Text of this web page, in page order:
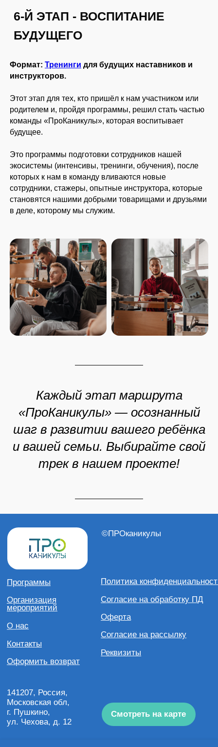
Формат: Тренинги для будущих наставников и
инструкторов.
Этот этап для тех, кто пришёл к нам участником или
родителем и, пройдя программы, решил стать частью
команды «ПроКаникулы», которая воспитывает
будущее.
Это программы подготовки сотрудников нашей
экосистемы (интенсивы, тренинги, обучения), после
которых к нам в команду вливаются новые
сотрудники, стажеры, опытные инструктора, которые
становятся нашими добрыми товарищами и друзьями
в деле, которому мы служим.
Каждый этап маршрута
«ПроКаникулы» — осознанный
шаг в развитии вашего ребёнка
и вашей семьи. Выбирайте свой
трек в нашем проекте!